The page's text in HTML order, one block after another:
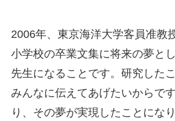
2006年、東京海洋大学客員准教
小学校の卒業文集に将来の夢と
先生になることです。研究した
みんなに伝えてあげたいからで
り、その夢が実現したことにな